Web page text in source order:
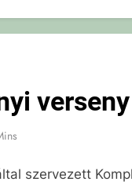
verseny
szervezett